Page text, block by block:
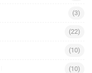
(3)
(22)
(10)
(10)